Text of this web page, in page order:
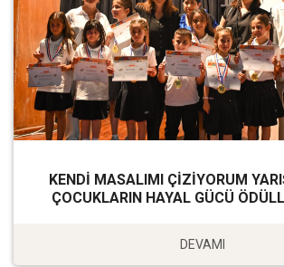
KENDİ MASALIMI ÇİZİYORUM
ÇOCUKLARIN HAYAL GÜCÜ
DEVAMI